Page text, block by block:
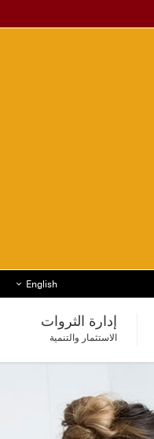
قائمة اللغات
English
إدارة الثروات
الاستثمار والتنمية